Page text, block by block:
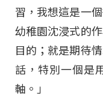
習，我想這是一
幼稚園沈浸式的
目的；就是期待
話，特別一個是
軸。」